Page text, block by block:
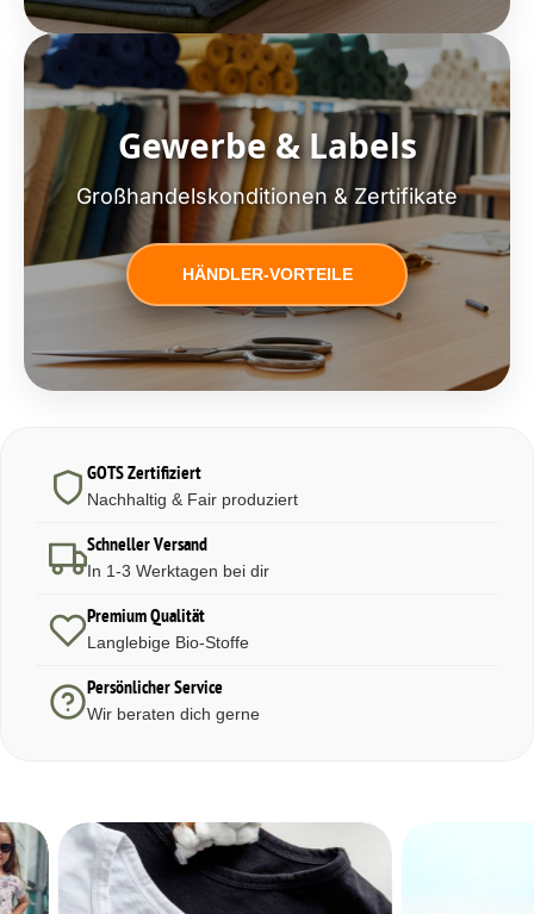
Gewerbe & Labels
Großhandelskonditionen & Zertifikate
HÄNDLER-VORTEILE
GOTS Zertifiziert
Nachhaltig & Fair produziert
Schneller Versand
In 1-3 Werktagen bei dir
Premium Qualität
Langlebige Bio-Stoffe
Persönlicher Service
Wir beraten dich gerne